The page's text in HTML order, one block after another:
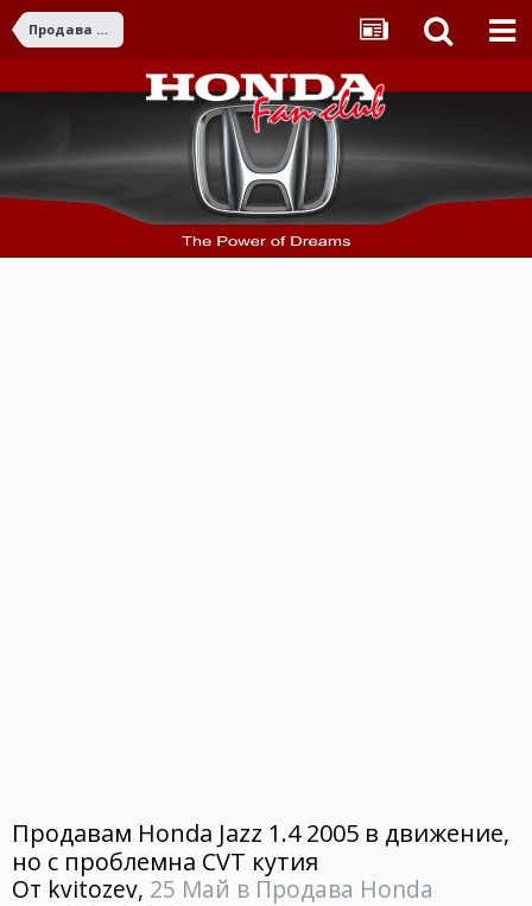
Продава Honda
Продавам Honda Jazz 1.4 2005 в движение,
но с проблемна CVT кутия
От kvitozev, 25 Май в Продава Honda